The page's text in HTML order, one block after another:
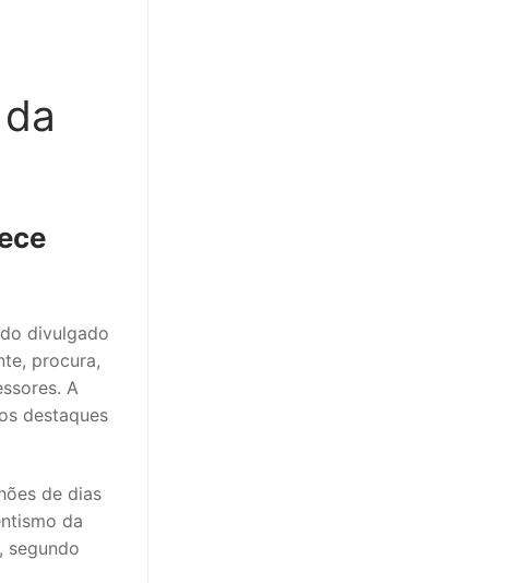
divulgado
procura,
A
destaques
de dias
da
segundo